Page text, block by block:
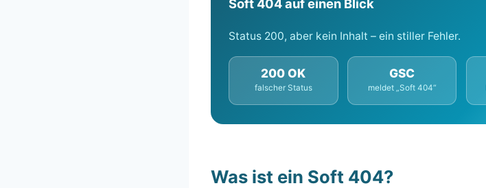
Soft 404 auf einen Blick
Status 200, aber kein Inhalt – ein stiller Fehler.
200 OK
falscher Status
GSC
meldet „Soft 404“
Was ist ein Soft 404?